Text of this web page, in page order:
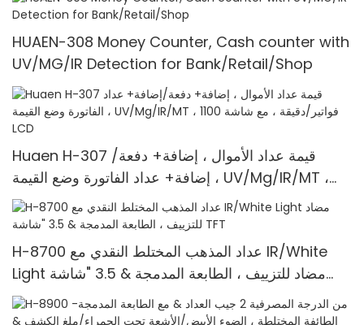
HUAEN-308 Money Counter, Cash counter with
UV/MG/IR Detection for Bank/Retail/Shop
Huaen H-307 قيمة عداد الأموال ، إضافة+ دفعة/
إضافة+ عداد الفاتورة وضع القيمة ، UV/Mg/IR/MT ،
1100 فواتير/دقيقة ، مع شاشة LCD
H-8700 عداد المذهب المختلط النقدي مع IR/White
Light مضاد للتزييف ، الطابعة المدمجة & 3.5 "شاشة
TFT